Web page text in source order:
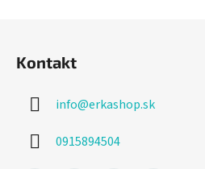
Kontakt
info@erkashop.sk
0915894504